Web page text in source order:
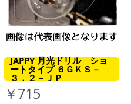
JAPPY 月光ドリル ショ
ートタイプ ６ＧＫＳ－
３．２－ＪＰ
￥715